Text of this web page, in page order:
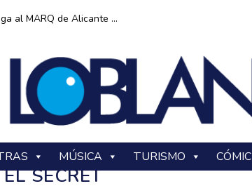
al MARQ de Alicante ...
MÚSICA TURISMO CÓMIC
EL SECRET